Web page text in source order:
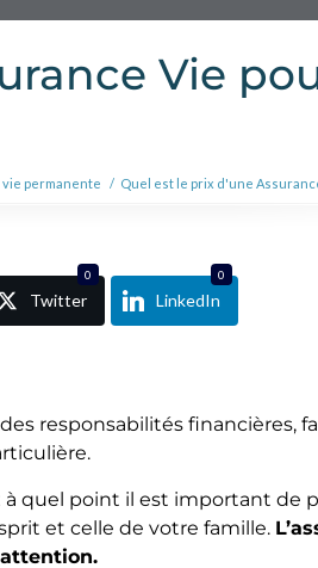
Vie
permanente / Quel est le prix d'une
0
Twitter
0
LinkedIn
responsabilités financières,
quel point il est important de
et celle de votre famille.